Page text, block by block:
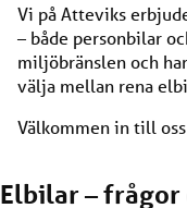
Vi på Atteviks
– både personbilar
miljöbränslen och
välja mellan rena
Välkommen in till
Elbilar – frågor